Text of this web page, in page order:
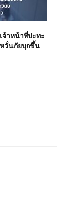
าหน้าที่ปะทะ
หวั่นภัยบุกขึ้น